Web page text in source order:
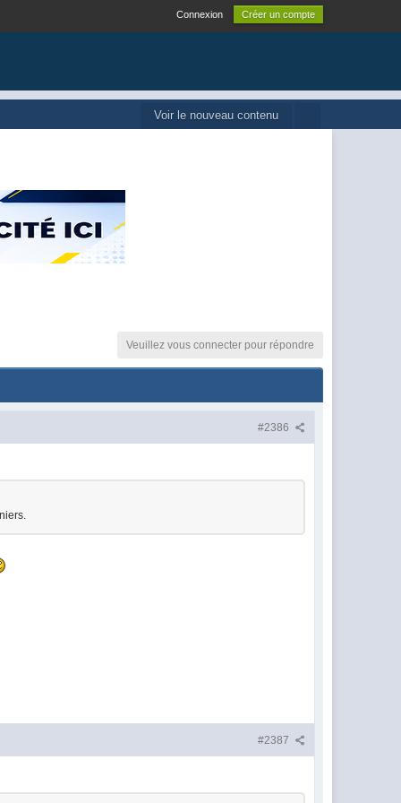
Connexion Créer un compte
Voir le nouveau contenu
Veuillez vous connecter pour répondre
#2386
#2387